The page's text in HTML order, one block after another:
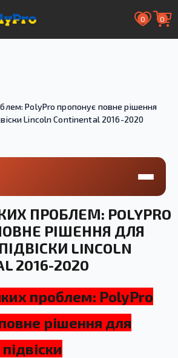
0 0
PolyPro пропонує повне рішення
Lincoln Continental 2016-2020
ПРОБЛЕМ: POLYPRO
РІШЕННЯ ДЛЯ
LINCOLN
2016-2020
проблем: PolyPro
рішення для